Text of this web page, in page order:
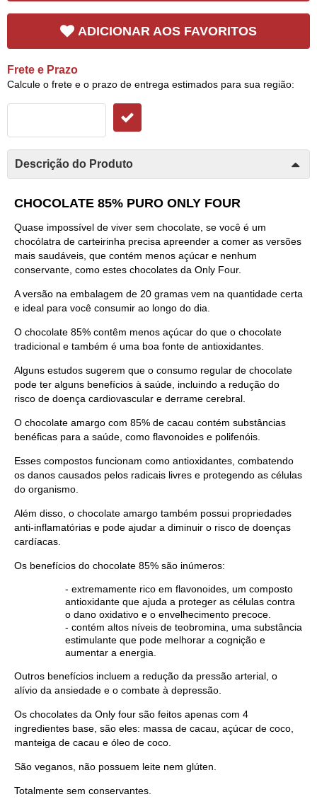
ADICIONAR AOS FAVORITOS
Frete e Prazo
Calcule o frete e o prazo de entrega estimados para sua região:
Descrição do Produto
CHOCOLATE 85% PURO ONLY FOUR
Quase impossível de viver sem chocolate, se você é um
chocólatra de carteirinha precisa apreender a comer as versões
mais saudáveis, que contém menos açúcar e nenhum
conservante, como estes chocolates da Only Four.
A versão na embalagem de 20 gramas vem na quantidade certa
e ideal para você consumir ao longo do dia.
O chocolate 85% contêm menos açúcar do que o chocolate
tradicional e também é uma boa fonte de antioxidantes.
Alguns estudos sugerem que o consumo regular de chocolate
pode ter alguns benefícios à saúde, incluindo a redução do
risco de doença cardiovascular e derrame cerebral.
O chocolate amargo com 85% de cacau contém substâncias
benéficas para a saúde, como flavonoides e polifenóis.
Esses compostos funcionam como antioxidantes, combatendo
os danos causados pelos radicais livres e protegendo as células
do organismo.
Além disso, o chocolate amargo também possui propriedades
anti-inflamatórias e pode ajudar a diminuir o risco de doenças
cardíacas.
Os benefícios do chocolate 85% são inúmeros:
- extremamente rico em flavonoides, um composto
antioxidante que ajuda a proteger as células contra
o dano oxidativo e o envelhecimento precoce.
- contém altos níveis de teobromina, uma substância
estimulante que pode melhorar a cognição e
aumentar a energia.
Outros benefícios incluem a redução da pressão arterial, o
alívio da ansiedade e o combate à depressão.
Os chocolates da Only four são feitos apenas com 4
ingredientes base, são eles: massa de cacau, açúcar de coco,
manteiga de cacau e óleo de coco.
São veganos, não possuem leite nem glúten.
Totalmente sem conservantes.